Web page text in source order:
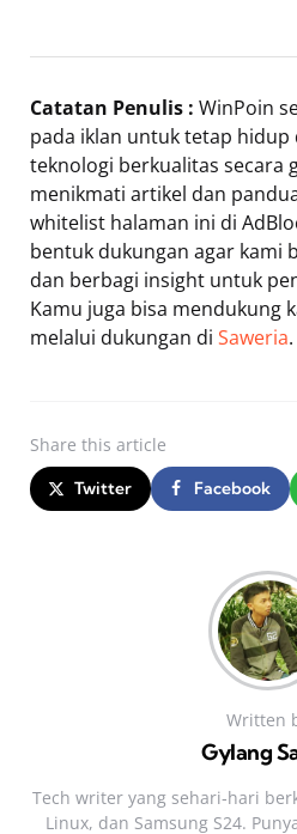
Catatan Penulis : WinPoin
pada iklan untuk tetap
teknologi berkualitas secara
menikmati artikel dan
whitelist halaman ini di
bentuk dukungan agar kami
dan berbagi insight untuk
Kamu juga bisa mendukung
melalui dukungan di Saweria
Share this article
Twitter Facebook
Written
Gylang
Tech writer yang sehari‑hari
Linux, dan Samsung S24.